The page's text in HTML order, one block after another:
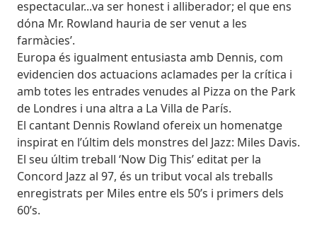
espectacular...va ser honest i alliberador; el que ens
dóna Mr. Rowland hauria de ser venut a les
farmàcies’.
Europa és igualment entusiasta amb Dennis, com
evidencien dos actuacions aclamades per la crítica i
amb totes les entrades venudes al Pizza on the Park
de Londres i una altra a La Villa de París.
El cantant Dennis Rowland ofereix un homenatge
inspirat en l’últim dels monstres del Jazz: Miles Davis.
El seu últim treball ‘Now Dig This’ editat per la
Concord Jazz al 97, és un tribut vocal als treballs
enregistrats per Miles entre els 50’s i primers dels
60’s.